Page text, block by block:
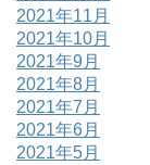
2021年11月
2021年10月
2021年9月
2021年8月
2021年7月
2021年6月
2021年5月